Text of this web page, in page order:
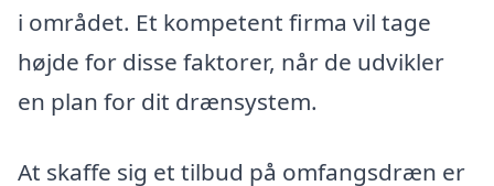
i området. Et kompetent firma vil tage
højde for disse faktorer, når de udvikler
en plan for dit drænsystem.
At skaffe sig et tilbud på omfangsdræn er